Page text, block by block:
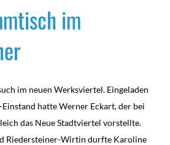
im
im neuen Werksviertel. Eingeladen
hatte Werner Eckart, der bei
das Neue Stadtviertel vorstellte.
Riedersteiner-Wirtin durfte Karoline